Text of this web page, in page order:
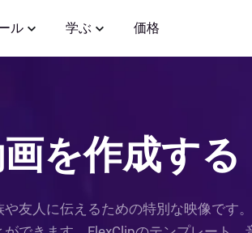
ル 学ぶ 価格
を作成する
友人に伝えるための特別な映像です